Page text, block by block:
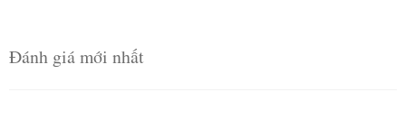
Đánh giá mới nhất